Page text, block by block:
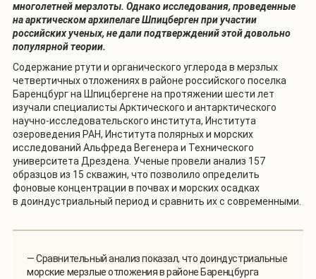
многолетней мерзлоты. Однако исследования, проведенные
на арктическом архипелаге Шпицберген при участии
российских ученых, не дали подтверждений этой довольно
популярной теории.
Содержание ртути и органического углерода в мерзлых
четвертичных отложениях в районе российского поселка
Баренцбург на Шпицбергене на протяжении шести лет
изучали специалисты Арктического и антарктического
научно-исследовательского института, Института
озероведения РАН, Института полярных и морских
исследований Альфреда Вегенера и Технического
университета Дрездена. Ученые провели анализ 157
образцов из 15 скважин, что позволило определить
фоновые концентрации в почвах и морских осадках
в доиндустриальный период и сравнить их с современными.
— Сравнительный анализ показал, что доиндустриальные
морские мерзлые отложения в районе Баренцбурга